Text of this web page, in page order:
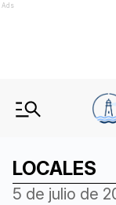
Ads
LOCALES
5 de julio de